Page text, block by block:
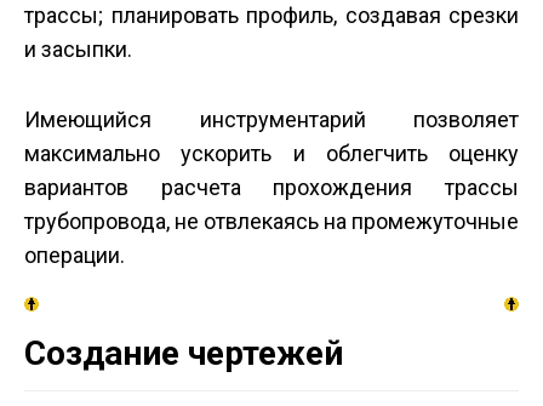
трассы; планировать профиль, создавая срезки
и засыпки.
Имеющийся инструментарий позволяет
максимально ускорить и облегчить оценку
вариантов расчета прохождения трассы
трубопровода, не отвлекаясь на промежуточные
операции.
Создание чертежей